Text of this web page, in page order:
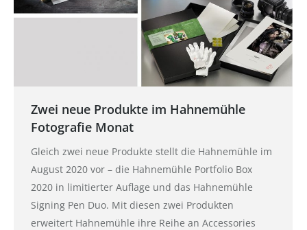
Zwei neue Produkte im Hahnemühle
Fotografie Monat
Gleich zwei neue Produkte stellt die Hahnemühle im
August 2020 vor – die Hahnemühle Portfolio Box
2020 in limitierter Auflage und das Hahnemühle
Signing Pen Duo. Mit diesen zwei Produkten
erweitert Hahnemühle ihre Reihe an Accessories